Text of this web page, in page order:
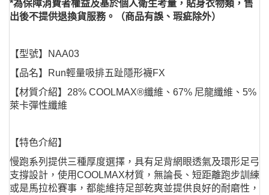
*為保障消費者權益及基於個人衛生考量，貼身衣物類，售
出後不提供退換貨服務。（商品有誤、瑕疵除外）
【型號】NAA03
【品名】Run輕量吸排五趾隱形襪FX
【材質介紹】28% COOLMAX®纖維、67% 尼龍纖維、5%
萊卡彈性纖維
【特色介紹】
慢跑系列提供三種厚度選擇，具有足背網眼透氣及環形足弓
支撐設計，使用COOLMAX材質，無論長、短距離跑步訓練
或是馬拉松賽事，都能維持足部乾爽並提供良好的耐磨性，